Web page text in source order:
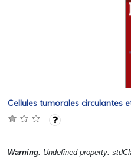
Cellules tumorales circulantes
Warning: Undefined property: